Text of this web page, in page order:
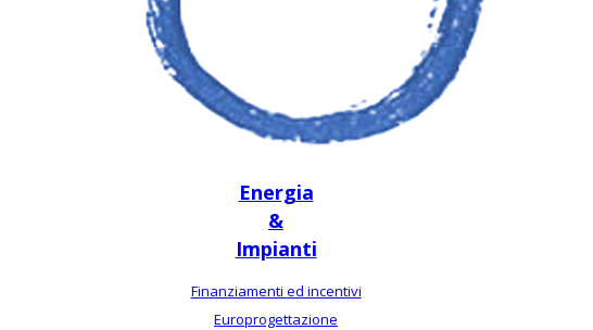
Energia
&
Impianti
Finanziamenti ed incentivi
Europrogettazione